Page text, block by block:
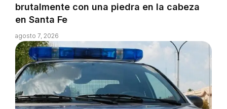
brutalmente con una piedra en la cabeza
en Santa Fe
agosto 7, 2026